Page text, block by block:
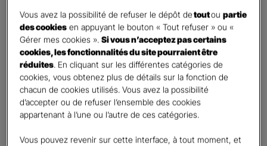
First Last
Téléphone*
No
country
selected
E-mail
Vous avez la possibilité de refuser le dépôt detoutoupartie
des cookies en appuyant le bouton « Tout refuser » ou «
Gérer mes cookies ».Si vous n’acceptez pas certains
cookies, les fonctionnalités du site pourraient être
réduites. En cliquant sur les différentes catégories de
cookies, vous obtenez plus de détails sur la fonction de
chacun de cookies utilisés. Vous avez la possibilité
d’accepter ou de refuser l’ensemble des cookies
appartenant à l’une ou l’autre de ces catégories.
Vous pouvez revenir sur cette interface, à tout moment, et